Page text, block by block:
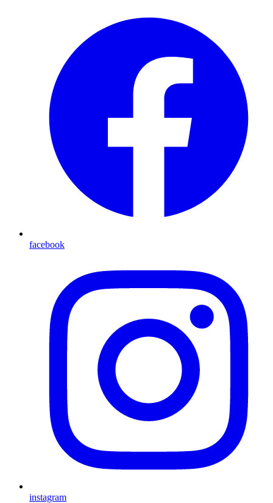
facebook
instagram